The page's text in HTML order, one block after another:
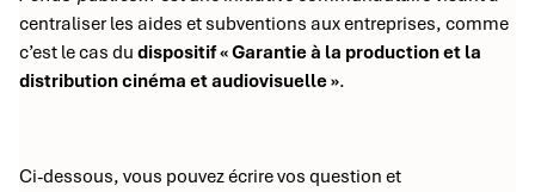
centraliser les aides et subventions aux entreprises, comme
c’est le cas du dispositif « Garantie à la production et la
distribution cinéma et audiovisuelle ».
Ci-dessous, vous pouvez écrire vos question et